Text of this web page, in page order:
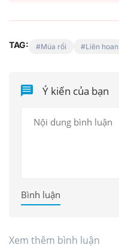
TAG: Múa rối Liên hoan
Ý kiến của bạn
Bình luận
Xem thêm bình luận